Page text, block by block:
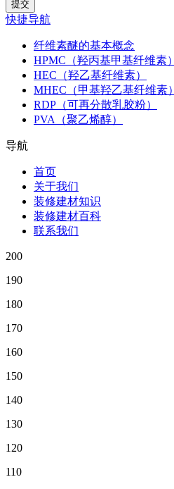
快捷导航
纤维素醚的基本概念
HPMC（羟丙基甲基纤维素）
HEC（羟乙基纤维素）
MHEC（甲基羟乙基纤维素）
RDP（可再分散乳胶粉）
PVA（聚乙烯醇）
导航
首页
关于我们
装修建材知识
装修建材百科
联系我们
200
190
180
170
160
150
140
130
120
110